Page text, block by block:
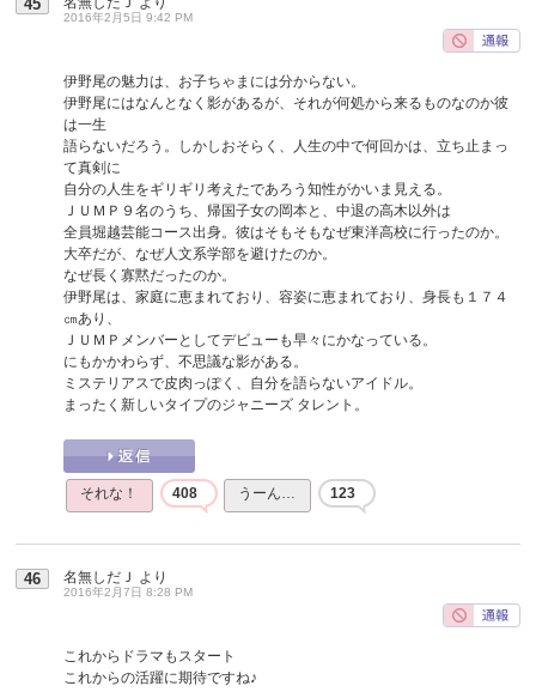
45
2016年2月5日 9:42 PM
伊野尾の魅力は、お子ちゃまには分からない。
伊野尾にはなんとなく影があるが、それが何処から来るものなのか彼
は一生
語らないだろう。しかしおそらく、人生の中で何回かは、立ち止まっ
て真剣に
自分の人生をギリギリ考えたであろう知性がかいま見える。
ＪＵＭＰ９名のうち、帰国子女の岡本と、中退の高木以外は
全員堀越芸能コース出身。彼はそもそもなぜ東洋高校に行ったのか。
大卒だが、なぜ人文系学部を避けたのか。
なぜ長く寡黙だったのか。
伊野尾は、家庭に恵まれており、容姿に恵まれており、身長も１７４
㎝あり、
ＪＵＭＰメンバーとしてデビューも早々にかなっている。
にもかかわらず、不思議な影がある。
ミステリアスで皮肉っぽく、自分を語らないアイドル。
まったく新しいタイプのジャニーズ タレント。
それな！ 408 うーん… 123
46 名無しだＪ より
2016年2月7日 8:28 PM
これからドラマもスタート
これからの活躍に期待ですね♪